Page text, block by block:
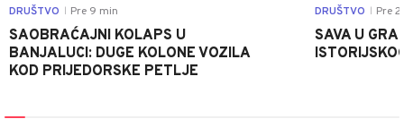
DRUŠTVO Pre 9 min
SAOBRAĆAJNI KOLAPS U
BANJALUCI: DUGE KOLONE VOZILA
KOD PRIJEDORSKE PETLJE
DRUŠTVO Pre
SAVA U